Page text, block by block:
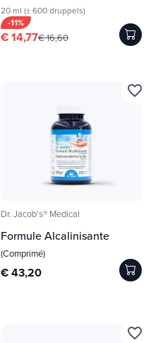
20 ml (± 600 druppels)
-11%
€ 14,77€ 16,60
Dr. Jacob's® Medical
Formule Alcalinisante
(Comprimé)
€ 43,20
favorite_border
favorite_border